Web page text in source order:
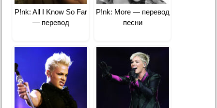
P!nk: All I Know So Far
— перевод
P!nk: More — перевод
песни